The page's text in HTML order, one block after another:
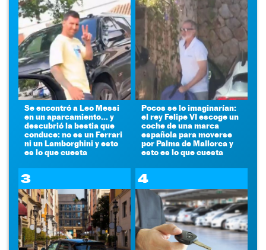
Se encontró a Leo Messi
en un aparcamiento... y
descubrió la bestia que
conduce: no es un Ferrari
ni un Lamborghini y esto
es lo que cuesta
Pocos se lo imaginarían:
el rey Felipe VI escoge un
coche de una marca
española para moverse
por Palma de Mallorca y
esto es lo que cuesta
3 4